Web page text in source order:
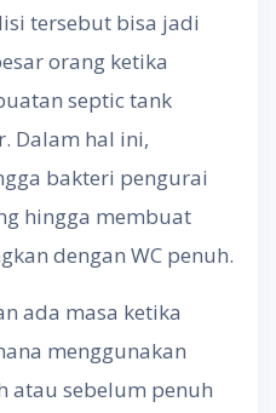
tersebut bisa jadi
orang ketika
septic tank
Dalam hal ini,
bakteri pengurai
hingga membuat
dengan WC penuh.
ada masa ketika
menggunakan
atau sebelum penuh